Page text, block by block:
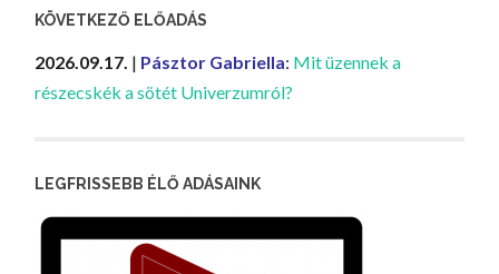
KÖVETKEZŐ ELŐADÁS
2026.09.17. | Pásztor Gabriella: Mit üzennek a
részecskék a sötét Univerzumról?
LEGFRISSEBB ÉLŐ ADÁSAINK